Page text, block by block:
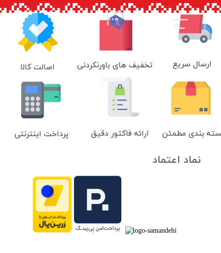
ارسال سریع اصالت کالا تخفیف های باورنکردنی
بندی مطمئن ارائه فاکتور دقیق پرداخت اینترنتی
نماد اعتماد